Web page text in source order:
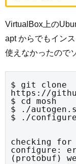
VirtualBox上の
apt からでもイン
使えなかったので
$ git clone
https://
$ cd mosh
$ ./
$ ./configure
checking
configure:
(protobuf)